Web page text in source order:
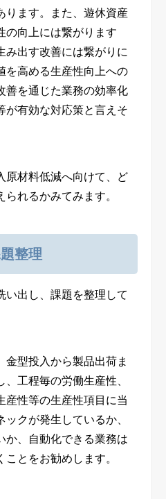
ります。また、遊休資産
の向上には繋がります
み出す改善には繋がりに
を高める生産性向上への
善を通じた業務の効率化
が有効な対応策と言えそ
原材料低減へ向けて、ど
れるかみてみます。
整理
い出し、課題を整理して
金型投入から製品出荷ま
工程毎の労働生産性、
産性等の生産性項目に当
クが発生しているか、
か、自動化できる業務は
とをお勧めします。